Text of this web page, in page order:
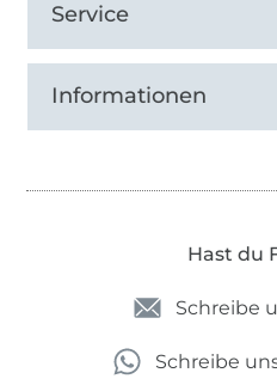
Service
Informationen
Hast du
Schreibe
Schreibe